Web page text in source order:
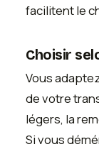
facilitent le
Choisir
Vous
de votre
légers, la
Si vous